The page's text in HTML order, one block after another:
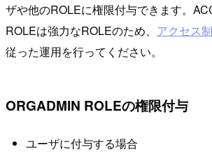
ザや他のROLEに権限付与できます。
ROLEは強力なROLEのため、 アクセス
従った運用を行ってください。
ORGADMIN ROLEの権限付与
ユーザに付与する場合